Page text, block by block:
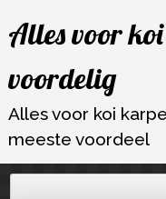
naar
inhoud
Alles voor
voordelig
Alles voor koi
meeste voordeel